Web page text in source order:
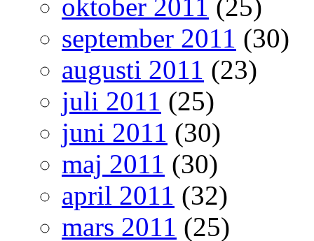
oktober 2011 (25)
september 2011 (30)
augusti 2011 (23)
juli 2011 (25)
juni 2011 (30)
maj 2011 (30)
april 2011 (32)
mars 2011 (25)